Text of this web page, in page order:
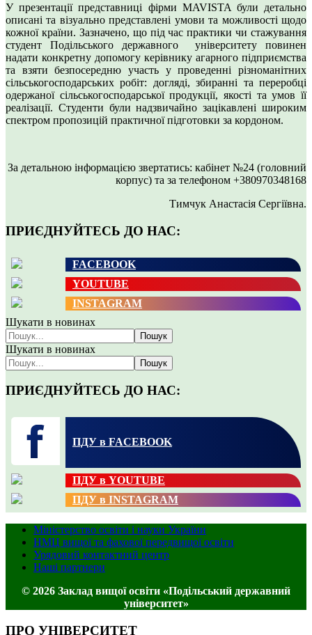
У презентації представниці фірми MAVISTA були детально
описані та візуально представлені умови та можливості щодо
кожної країни. Зазначено, що під час практики чи стажування
студент Подільського державного університету повинен
надати конкретну допомогу керівнику агарного підприємства
та взяти безпосередню участь у проведенні різноманітних
сільськогосподарських робіт: догляді, збиранні та переробці
одержаної сільськогосподарської продукції, якості та умов її
реалізації. Студенти були надзвичайно зацікавлені широким
спектром пропозицій практичної підготовки за кордоном.
За детальною інформацією звертатись: кабінет №24 (головний
корпус) та за телефоном +380970348168
Тимчук Анастасія Сергіївна.
ПРИЄДНУЙТЕСЬ ДО НАС:
FACEBOOK
YOUTUBE
INSTAGRAM
Шукати в новинах
Пошук
Шукати в новинах
Пошук
ПРИЄДНУЙТЕСЬ ДО НАС:
ПДУ в FACEBOOK
ПДУ в YOUTUBE
ПДУ в INSTAGRAM
Міністерство освіти і науки України
НМЦ вищої та фахової передвищої освіти
Урядовий контактний центр
Наші партнери
© 2026 Заклад вищої освіти «Подільський державний
університет»
ПРО УНІВЕРСИТЕТ